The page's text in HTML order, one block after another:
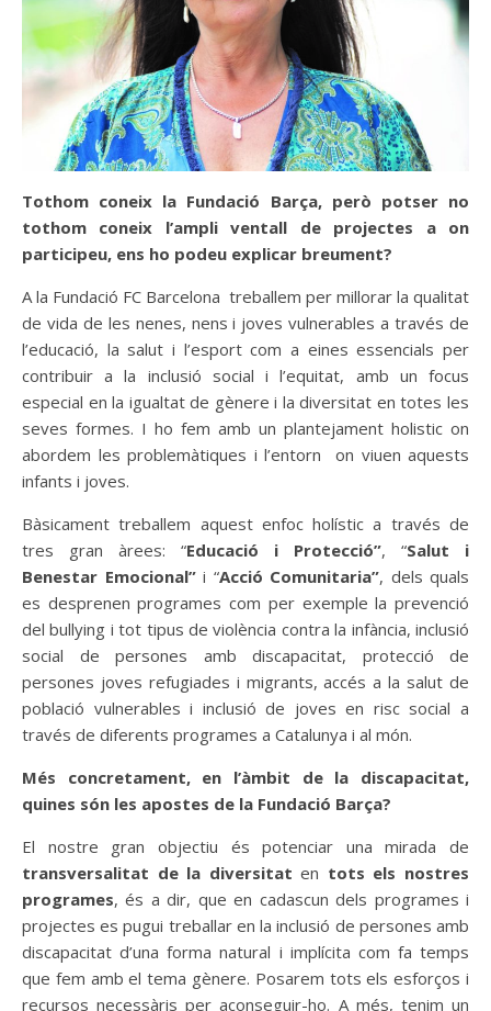
Tothom coneix la Fundació Barça, però potser no
tothom coneix l’ampli ventall de projectes a on
participeu, ens ho podeu explicar breument?
A la Fundació FC Barcelona treballem per millorar la qualitat
de vida de les nenes, nens i joves vulnerables a través de
l’educació, la salut i l’esport com a eines essencials per
contribuir a la inclusió social i l’equitat, amb un focus
especial en la igualtat de gènere i la diversitat en totes les
seves formes. I ho fem amb un plantejament holistic on
abordem les problemàtiques i l’entorn on viuen aquests
infants i joves.
Bàsicament treballem aquest enfoc holístic a través de
tres gran àrees: “Educació i Protecció”, “Salut i
Benestar Emocional”i “Acció Comunitaria”, dels quals
es desprenen programes com per exemple la prevenció
del bullying i tot tipus de violència contra la infància, inclusió
social de persones amb discapacitat, protecció de
persones joves refugiades i migrants, accés a la salut de
població vulnerables i inclusió de joves en risc social a
través de diferents programes a Catalunya i al món.
Més concretament, en l’àmbit de la discapacitat,
quines són les apostes de la Fundació Barça?
El nostre gran objectiu és potenciar una mirada de
transversalitat de la diversitat en tots els nostres
programes, és a dir, que en cadascun dels programes i
projectes es pugui treballar en la inclusió de persones amb
discapacitat d’una forma natural i implícita com fa temps
que fem amb el tema gènere. Posarem tots els esforços i
recursos necessàris per aconseguir-ho. A més, tenim un